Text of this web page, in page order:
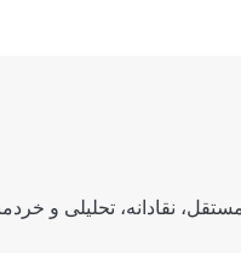
نقادانه، تحلیلی و